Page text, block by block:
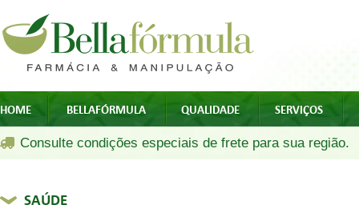
HOME BELLAFÓRMULA QUALIDADE SERVIÇOS
Consulte condições especiais de frete para sua região.
SAÚDE